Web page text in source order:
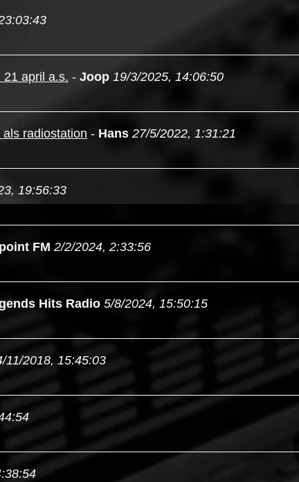
21 april a.s. - Joop 19/3/2025, 14:06:50
radiostation - Hans 27/5/2022, 1:31:21
19:56:33
FM 2/2/2024, 2:33:56
Hits Radio 5/8/2024, 15:50:15
11/2018, 15:45:03